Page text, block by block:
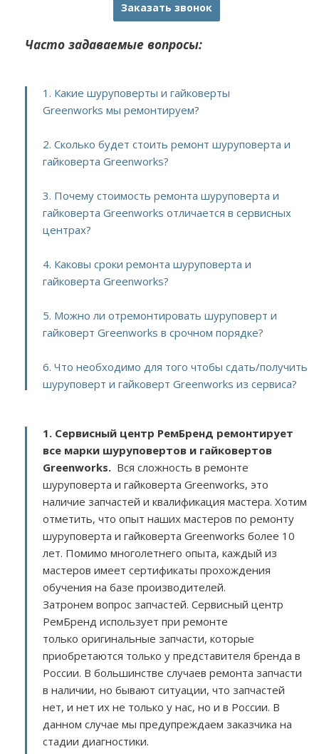
Заказать звонок
Часто задаваемые вопросы:
1. Какие шуруповерты и гайковерты
Greenworks мы ремонтируем?
2. Сколько будет стоить ремонт шуруповерта и
гайковерта Greenworks?
3. Почему стоимость ремонта шуруповерта и
гайковерта Greenworks отличается в сервисных
центрах?
4. Каковы сроки ремонта шуруповерта и
гайковерта Greenworks?
5. Можно ли отремонтировать шуруповерт и
гайковерт Greenworks в срочном порядке?
6. Что необходимо для того чтобы сдать/получить
шуруповерт и гайковерт Greenworks из сервиса?
1. Сервисный центр РемБренд ремонтирует
все марки шуруповертов и гайковертов
Greenworks. Вся сложность в ремонте
шуруповерта и гайковерта Greenworks, это
наличие запчастей и квалификация мастера. Хотим
отметить, что опыт наших мастеров по ремонту
шуруповерта и гайковерта Greenworks более 10
лет. Помимо многолетнего опыта, каждый из
мастеров имеет сертификаты прохождения
обучения на базе производителей.
Затронем вопрос запчастей. Сервисный центр
РемБренд использует при ремонте
только оригинальные запчасти, которые
приобретаются только у представителя бренда в
России. В большинстве случаев ремонта запчасти
в наличии, но бывают ситуации, что запчастей
нет, и нет их не только у нас, но и в России. В
данном случае мы предупреждаем заказчика на
стадии диагностики.